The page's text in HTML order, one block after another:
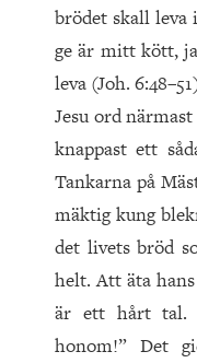
brödet skall leva
ge är mitt kött,
leva (Joh.
Jesu ord
knappast ett
Tankarna på
mäktig kung
det livets bröd
helt. Att äta
är ett hårt tal.
honom!” Det